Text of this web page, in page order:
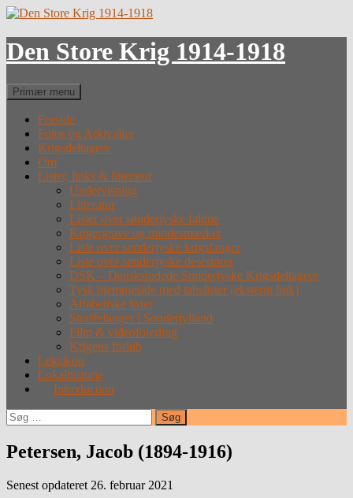
Hop
indhold
Den Store Krig 1914-1918
Søg
Primær menu
Forside
Fotos og Arkivalier
Krigsdeltagere
Om
Lister, links & litteratur
Undervisning
Litteratur
Lister over sønderjyske faldne
Krigergrave og mindesmærker
Liste over sønderjyske krigsfanger
Liste over sønderjyske desertører
DSK – Dansksindede Sønderjyske Krigsdeltagere
Tysk hjemmeside med tabslister (eksternt link)
Alfabetiske lister
Straffefanger i Sønderjylland
Film & videoforedrag
Krigens forløb
Leksikon
Lokalhistorie
Introduction
Søg
efter:
Petersen, Jacob (1894-1916)
Senest opdateret 26. februar 2021